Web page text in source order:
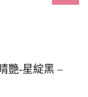
艷-星綻黑 –